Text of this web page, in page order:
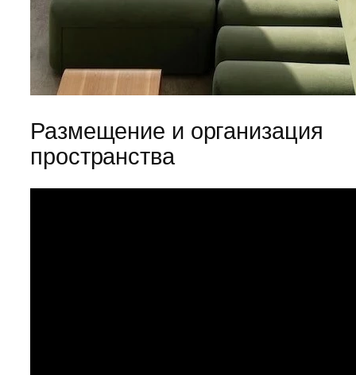
Размещение и организация
пространства